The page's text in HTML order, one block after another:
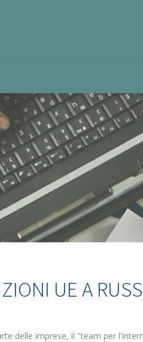
UE A
delle imprese, il "team per